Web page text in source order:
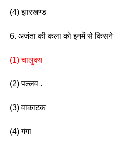
(4) झारखण्ड
6. अजंता की कला को इनमें से किसने
(1) चालुक्य
(2) पल्लव .
(3) वाकाटक
(4) गंगा